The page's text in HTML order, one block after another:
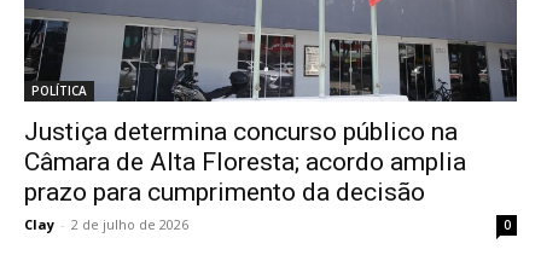
POLÍTICA
Justiça determina concurso público na
Câmara de Alta Floresta; acordo amplia
prazo para cumprimento da decisão
Clay - 2 de julho de 2026 0